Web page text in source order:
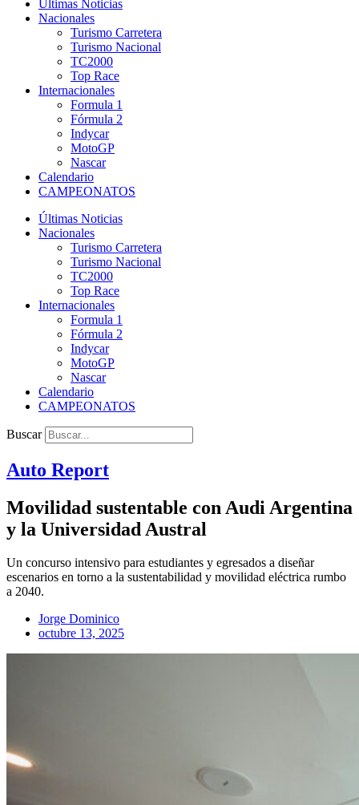
Últimas Noticias
Nacionales
Turismo Carretera
Turismo Nacional
TC2000
Top Race
Internacionales
Formula 1
Fórmula 2
Indycar
MotoGP
Nascar
Calendario
CAMPEONATOS
Últimas Noticias
Nacionales
Turismo Carretera
Turismo Nacional
TC2000
Top Race
Internacionales
Formula 1
Fórmula 2
Indycar
MotoGP
Nascar
Calendario
CAMPEONATOS
Buscar
Auto Report
Movilidad sustentable con Audi Argentina
y la Universidad Austral
Un concurso intensivo para estudiantes y egresados a diseñar
escenarios en torno a la sustentabilidad y movilidad eléctrica rumbo
a 2040.
Jorge Dominico
octubre 13, 2025